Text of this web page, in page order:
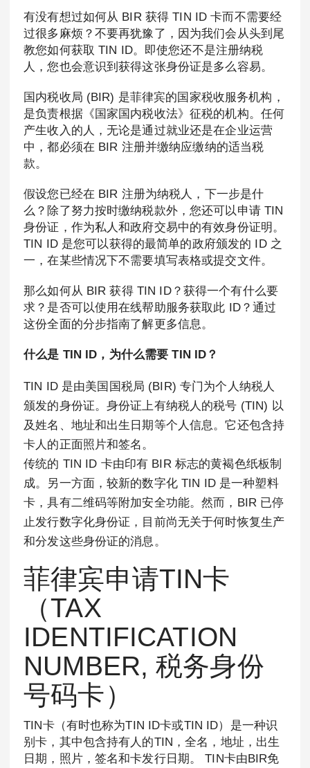
有没有想过如何从 BIR 获得 TIN ID 卡而不需要经
过很多麻烦？不要再犹豫了，因为我们会从头到尾
教您如何获取 TIN ID。即使您还不是注册纳税
人，您也会意识到获得这张身份证是多么容易。
国内税收局 (BIR) 是菲律宾的国家税收服务机构，
是负责根据《国家国内税收法》征税的机构。任何
产生收入的人，无论是通过就业还是在企业运营
中，都必须在 BIR 注册并缴纳应缴纳的适当税
款。
假设您已经在 BIR 注册为纳税人，下一步是什
么？除了努力按时缴纳税款外，您还可以申请 TIN
身份证，作为私人和政府交易中的有效身份证明。
TIN ID 是您可以获得的最简单的政府颁发的 ID 之
一，在某些情况下不需要填写表格或提交文件。
那么如何从 BIR 获得 TIN ID？获得一个有什么要
求？是否可以使用在线帮助服务获取此 ID？通过
这份全面的分步指南了解更多信息。
什么是 TIN ID，为什么需要 TIN ID？
TIN ID 是由美国国税局 (BIR) 专门为个人纳税人
颁发的身份证。身份证上有纳税人的税号 (TIN) 以
及姓名、地址和出生日期等个人信息。它还包含持
卡人的正面照片和签名。
传统的 TIN ID 卡由印有 BIR 标志的黄褐色纸板制
成。另一方面，较新的数字化 TIN ID 是一种塑料
卡，具有二维码等附加安全功能。然而，BIR 已停
止发行数字化身份证，目前尚无关于何时恢复生产
和分发这些身份证的消息。
菲律宾申请TIN卡
（TAX
IDENTIFICATION
NUMBER, 税务身份
号码卡）
TIN卡（有时也称为TIN ID卡或TIN ID）是一种识
别卡，其中包含持有人的TIN，全名，地址，出生
日期，照片，签名和卡发行日期。 TIN卡由BIR免